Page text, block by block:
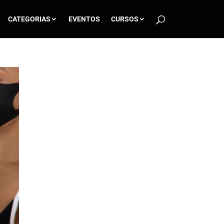
CATEGORIAS EVENTOS CURSOS